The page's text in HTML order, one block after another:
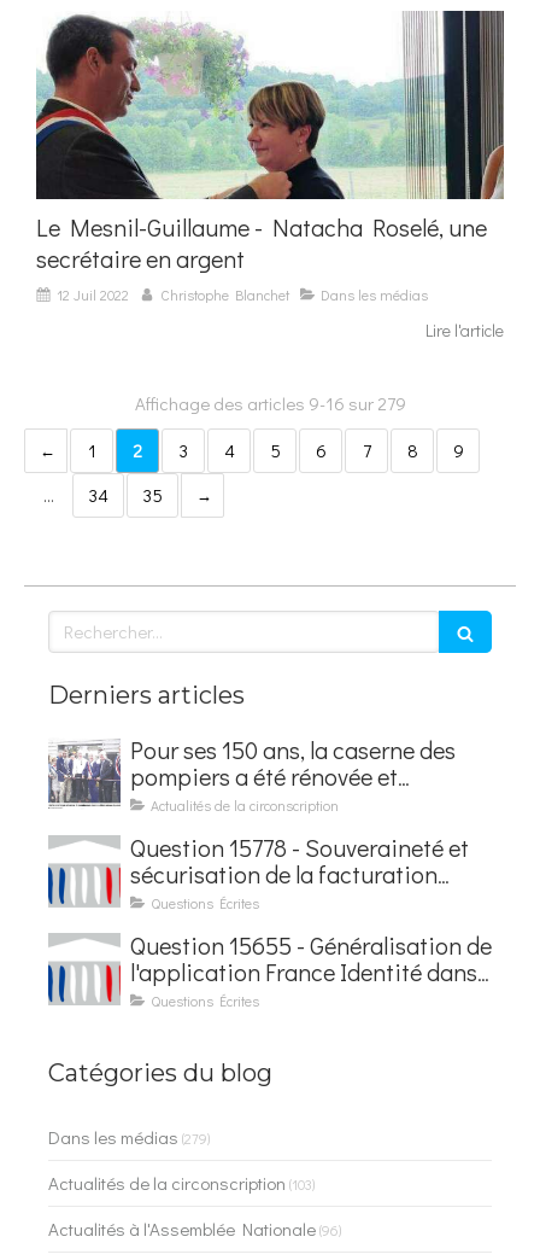
Le Mesnil-Guillaume - Natacha Roselé, une
secrétaire en argent
12 Juil 2022 Christophe Blanchet Dans les médias
Lire l'article
Affichage des articles 9-16 sur 279
1
2 3 4 5 6 7 8
9
…
34 35
Rechercher
Derniers articles
Pour ses 150 ans, la caserne des
pompiers a été rénovée et
baptisée au nom d'Hubert
Actualités de la circonscription
Question 15778 - Souveraineté et
sécurisation de la facturation
électronique
Questions Écrites
Question 15655 - Généralisation de
l'application France Identité dans
les contrôles du quotidien
Questions Écrites
Catégories du blog
Dans les médias (279)
Actualités de la circonscription (103)
Actualités à l'Assemblée Nationale(96)